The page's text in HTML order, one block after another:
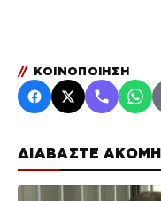
ΔΙΑΒΑΣΤΕ ΑΚΟΜΗ
// ΚΟΙΝΟΠΟΙΗΣΗ